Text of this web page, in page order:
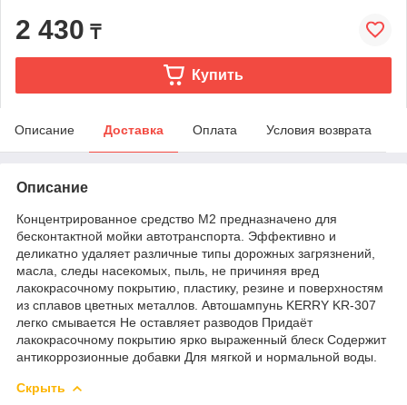
2 430 ₸
Купить
Описание Доставка Оплата Условия возврата
Описание
Концентрированное средство М2 предназначено для
бесконтактной мойки автотранспорта. Эффективно и
деликатно удаляет различные типы дорожных загрязнений,
масла, следы насекомых, пыль, не причиняя вред
лакокрасочному покрытию, пластику, резине и поверхностям
из сплавов цветных металлов. Автошампунь KERRY KR-307
легко смывается Не оставляет разводов Придаёт
лакокрасочному покрытию ярко выраженный блеск Содержит
антикоррозионные добавки Для мягкой и нормальной воды.
Скрыть